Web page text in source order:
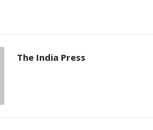
The India Press